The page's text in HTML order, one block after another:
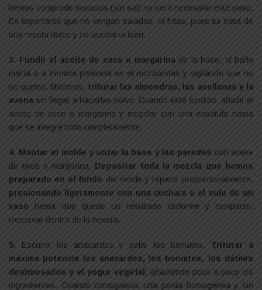
hemos comprado tostadas (sin sal) no será necesario este paso.
Es importante que no vengan saladas, ni fritas, pues se trata de
una receta dulce y no quedaría bien.
3. Fundir el aceite de coco o margarinade la base, al baño
maría o a mínima potencia en el microondas y vigilando que no
se queme. Mientras, triturar las almendras, las avellanas y la
avena sin llegar a hacerlas polvo. Cuando esté fundido, añadir el
aceite de coco o margarina y mezclar con una espátula hasta
que se integre todo completamente.
4. Montar el molde y untar la base y las paredes con aceite
de coco o margarina. Depositar toda la mezcla que hemos
preparado en el fondo del molde y repartir proporcionalmente,
presionando ligeramente con una cuchara o el culo de un
vaso hasta que quede un resultado uniforme y compacto.
Reservar dentro de la nevera.
5. Escurrir los anacardos y pelar los boniatos. Triturar a
máxima potencia los anacardos, los boniatos, los dátiles
deshuesados y el yogur vegetal , añadiendo poco a poco los
ingredientes. Cuando consigamos una pasta homogénea y sin